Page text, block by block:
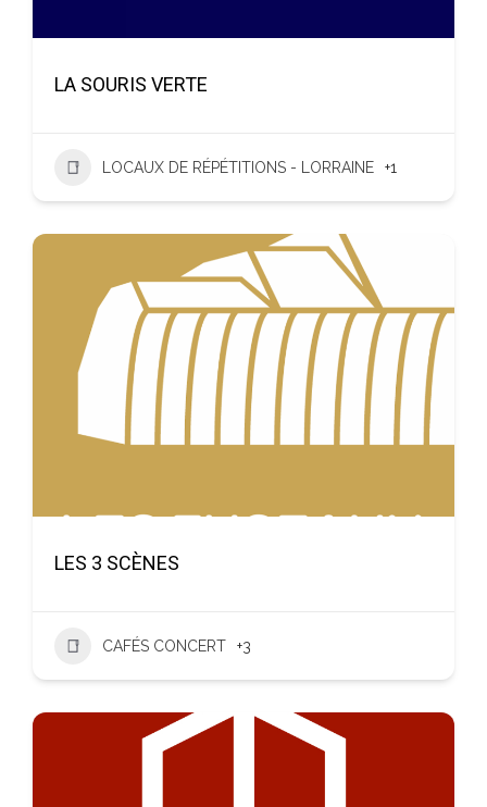
LA SOURIS VERTE
LOCAUX DE RÉPÉTITIONS - LORRAINE +1
LES 3 SCÈNES
CAFÉS CONCERT +3